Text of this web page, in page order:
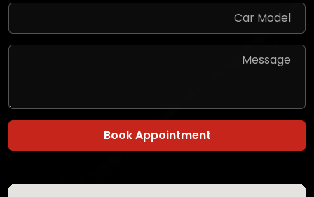
Book Appointment